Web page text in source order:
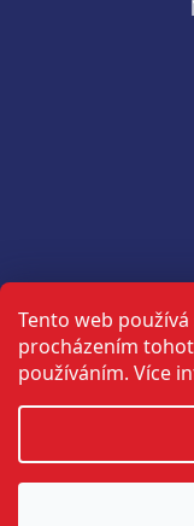
Tento web
procházením
používáním. Více
tuto